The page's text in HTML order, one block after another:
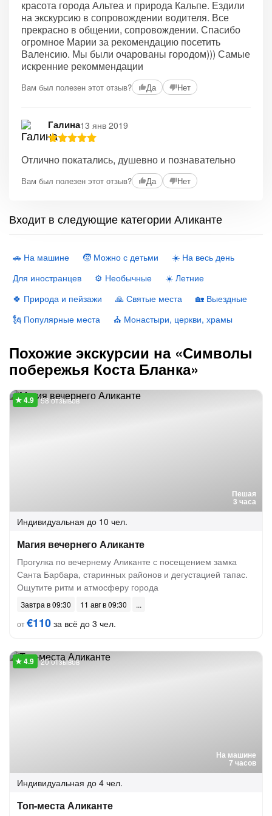
красота города Альтеа и природа Кальпе. Ездили
на экскурсию в сопровождении водителя. Все
прекрасно в общении, сопровождении. Спасибо
огромное Марии за рекомендацию посетить
Валенсию. Мы были очарованы городом))) Самые
искренние рекоммендации
Вам был полезен этот отзыв? Да Нет
Галина13 янв 2019
Отлично покатались, душевно и познавательно
Вам был полезен этот отзыв? Да Нет
Входит в следующие категории Аликанте
🚗 На машине 🧒 Можно с детьми
☀️ На весь день
Для иностранцев
⚙️ Необычные
☀️ Летние
🍀 Природа и пейзажи
🙏 Святые места
🏡 Выездные
🗽 Популярные места
⛪️ Монастыри, церкви, храмы
Похожие экскурсии на «Символы
побережья Коста Бланка»
Пешая
3 часа
58 отзывов
Индивидуальная до 10 чел.
Магия вечернего Аликанте
Прогулка по вечернему Аликанте с посещением замка
Санта Барбара, старинных районов и дегустацией тапас.
Ощутите ритм и атмосферу города
Завтра в 09:30
11 авг в 09:30
от€110 за всё до 3 чел.
На машине
7 часов
20 отзывов
Индивидуальная до 4 чел.
Топ-места Аликанте